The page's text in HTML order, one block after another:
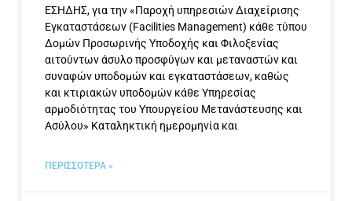
ΕΣΗΔΗΣ, για την «Παροχή υπηρεσιών Διαχείρισης
Εγκαταστάσεων (Facilities Management) κάθε τύπου
Δομών Προσωρινής Υποδοχής και Φιλοξενίας
αιτούντων άσυλο προσφύγων και μεταναστών και
συναφών υποδομών και εγκαταστάσεων, καθώς
και κτιριακών υποδομών κάθε Υπηρεσίας
αρμοδιότητας του Υπουργείου Μετανάστευσης και
Ασύλου» Καταληκτική ημερομηνία και
ΠΕΡΙΣΣΟΤΕΡΑ »